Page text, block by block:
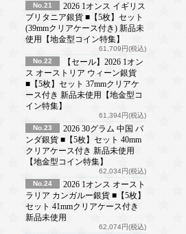
No.21
2026 1オンス イギリス
ブリタニア銀貨 ■【5枚】セット
(39mmクリアケース付き) 新品未
使用【地金型コイン特集】
61,709円(税込)
No.22
【セール】2026 1オン
ス オーストリア ウィーン銀貨
■【5枚】セット 37mmクリアケ
ース付き 新品未使用【地金型コ
イン特集】
61,394円(税込)
No.23
2026 30グラム 中国 パ
ンダ銀貨 ■【5枚】セット 40mm
クリアケース付き 新品未使用
【地金型コイン特集】
62,034円(税込)
No.24
2026 1オンス オースト
ラリア カンガルー銀貨 ■【5枚】
セット 41mmクリアケース付き
新品未使用
62,074円(税込)